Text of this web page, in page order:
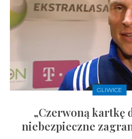
GLIWICE
„Czerwoną kartkę
niebezpieczne